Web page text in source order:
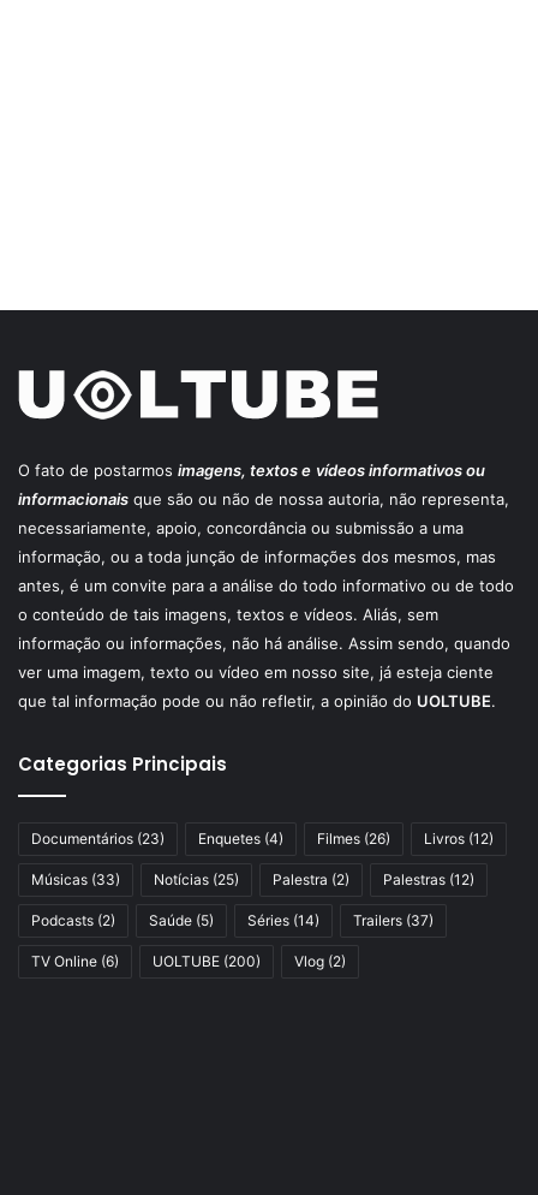
O fato de postarmos imagens, textos e vídeos informativos ou
informacionais que são ou não de nossa autoria, não representa,
necessariamente, apoio, concordância ou submissão a uma
informação, ou a toda junção de informações dos mesmos, mas
antes, é um convite para a análise do todo informativo ou de todo
o conteúdo de tais imagens, textos e vídeos. Aliás, sem
informação ou informações, não há análise. Assim sendo, quando
ver uma imagem, texto ou vídeo em nosso site, já esteja ciente
que tal informação pode ou não refletir, a opinião do UOLTUBE.
Categorias Principais
Documentários (23) Enquetes (4) Filmes (26) Livros (12)
Músicas (33) Notícias (25) Palestra (2) Palestras (12)
Podcasts (2) Saúde (5) Séries (14) Trailers (37)
TV Online (6) UOLTUBE (200) Vlog (2)